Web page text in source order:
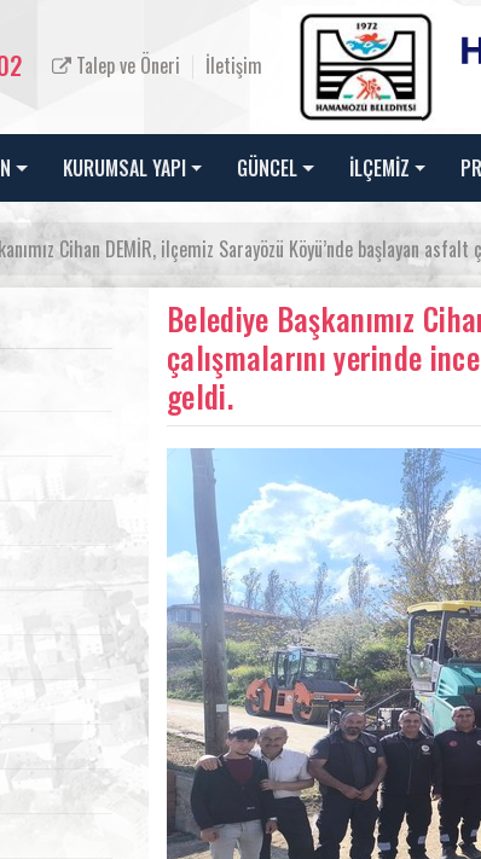
Talep ve Öneri İletişim
KURUMSAL YAPI GÜNCEL İLÇEMİZ
Cihan DEMİR, ilçemiz Sarayözü Köyü’nde başlayan
Belediye Başkanımız
çalışmalarını yerinde
geldi.